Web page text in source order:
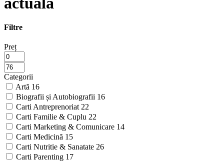
Filtre
Preț
Categorii
Artă 16
Biografii și Autobiografii 16
Carti Antreprenoriat 22
Carti Familie & Cuplu 22
Carti Marketing & Comunicare 14
Carti Medicină 15
Carti Nutritie & Sanatate 26
Carti Parenting 17